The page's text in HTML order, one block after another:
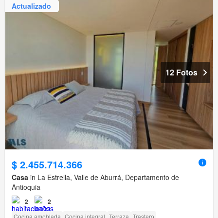
Actualizado
12 Fotos
$ 2.455.714.366
Casa in La Estrella, Valle de Aburrá, Departamento de
Antioquia
2 2